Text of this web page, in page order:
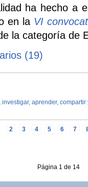
ha hecho a
en la VI
la categoría de
(19)
aprender, compartir
2 3 4 5 6 7
Página 1 de 14